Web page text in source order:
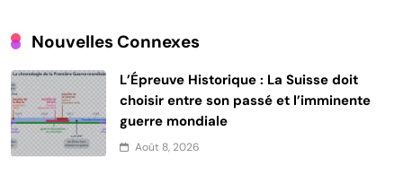
Nouvelles Connexes
L’Épreuve Historique : La Suisse doit
choisir entre son passé et l’imminente
guerre mondiale
Août 8, 2026